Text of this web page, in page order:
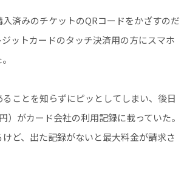
済みのチケットのQRコードをかざすのだ
ットカードのタッチ決済用の方にスマホ
ことを知らずにピッとしてしまい、後日
）がカード会社の利用記録に載っていた。
けど、出た記録がないと最大料金が請求さ